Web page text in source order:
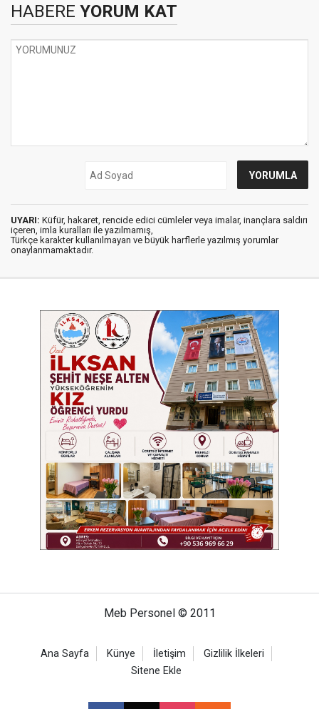
HABERE YORUM KAT
UYARI: Küfür, hakaret, rencide edici cümleler veya imalar, inançlara saldırı
içeren, imla kuralları ile yazılmamış,
Türkçe karakter kullanılmayan ve büyük harflerle yazılmış yorumlar
onaylanmamaktadır.
Meb Personel © 2011
Ana Sayfa Künye İletişim
Gizlilik İlkeleri
Sitene Ekle